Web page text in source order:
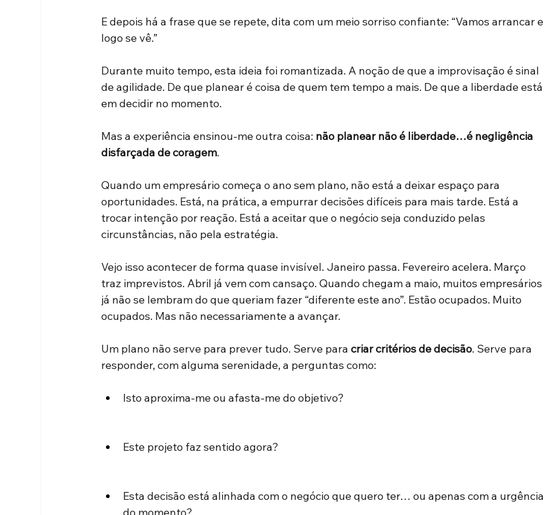
E depois há a frase que se repete, dita com um meio sorriso confiante: “Vamos arrancar e
logo se vê.”
Durante muito tempo, esta ideia foi romantizada. A noção de que a improvisação é sinal
de agilidade. De que planear é coisa de quem tem tempo a mais. De que a liberdade está
em decidir no momento.
Mas a experiência ensinou-me outra coisa: não planear não é liberdade…é negligência
disfarçada de coragem.
Quando um empresário começa o ano sem plano, não está a deixar espaço para
oportunidades. Está, na prática, a empurrar decisões difíceis para mais tarde. Está a
trocar intenção por reação. Está a aceitar que o negócio seja conduzido pelas
circunstâncias, não pela estratégia.
Vejo isso acontecer de forma quase invisível. Janeiro passa. Fevereiro acelera. Março
traz imprevistos. Abril já vem com cansaço. Quando chegam a maio, muitos empresários
já não se lembram do que queriam fazer “diferente este ano”. Estão ocupados. Muito
ocupados. Mas não necessariamente a avançar.
Um plano não serve para prever tudo. Serve para criar critérios de decisão. Serve para
responder, com alguma serenidade, a perguntas como:
Isto aproxima-me ou afasta-me do objetivo?
Este projeto faz sentido agora?
Esta decisão está alinhada com o negócio que quero ter… ou apenas com a urgência